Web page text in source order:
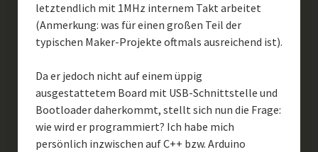
letztendlich mit 1MHz internem Takt arbeitet
(Anmerkung: was für einen großen Teil der
typischen Maker-Projekte oftmals ausreichend ist).
Da er jedoch nicht auf einem üppig
ausgestattetem Board mit USB-Schnittstelle und
Bootloader daherkommt, stellt sich nun die Frage:
wie wird er programmiert? Ich habe mich
persönlich inzwischen auf C++ bzw. Arduino